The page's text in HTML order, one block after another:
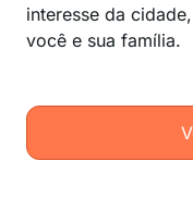
interesse da
você e sua família.